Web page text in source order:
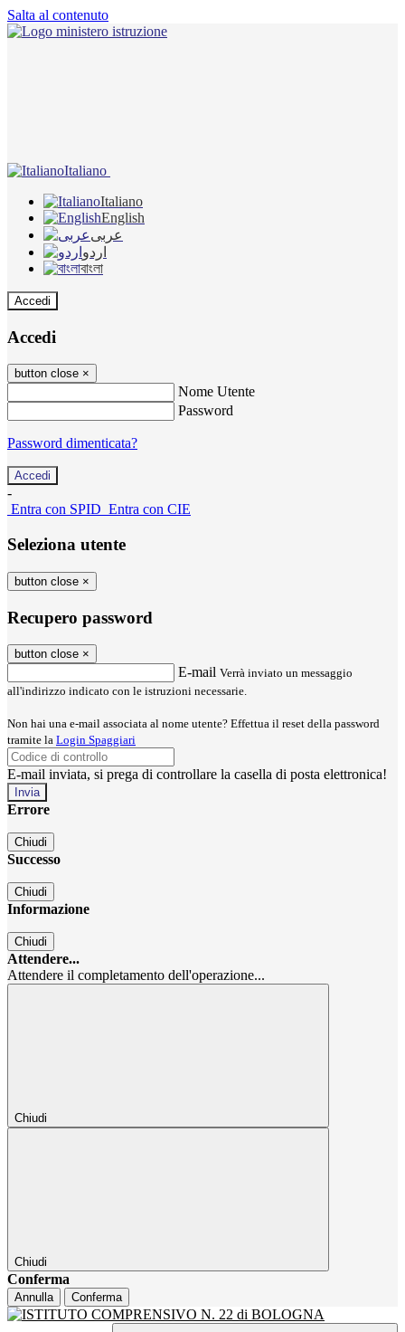
Salta al contenuto
Italiano
Italiano
English
عربى
اردو
বাংলা
Accedi
Accedi
button close ×
Nome Utente
Password
Password dimenticata?
-
Entra con SPID Entra con CIE
Seleziona utente
button close ×
Recupero password
button close ×
E-mail Verrà inviato un messaggio
all'indirizzo indicato con le istruzioni necessarie.
Non hai una e-mail associata al nome utente? Effettua il reset della password
tramite la Login Spaggiari
E-mail inviata, si prega di controllare la casella di posta elettronica!
Errore
Chiudi
Successo
Chiudi
Informazione
Chiudi
Attendere...
Attendere il completamento dell'operazione...
Chiudi
Chiudi
Conferma
Annulla Conferma